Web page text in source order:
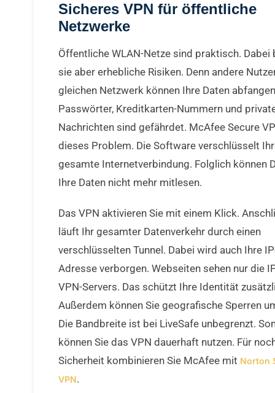
Sicheres VPN für öffentliche
Netzwerke
Öffentliche WLAN-Netze sind praktisch. Dabei
sie aber erhebliche Risiken. Denn andere
gleichen Netzwerk können Ihre Daten
Passwörter, Kreditkarten-Nummern und
Nachrichten sind gefährdet. McAfee Secure
dieses Problem. Die Software verschlüsselt
gesamte Internetverbindung. Folglich können
Ihre Daten nicht mehr mitlesen.
Das VPN aktivieren Sie mit einem Klick.
läuft Ihr gesamter Datenverkehr durch einen
verschlüsselten Tunnel. Dabei wird auch Ihre
Adresse verborgen. Webseiten sehen nur die
VPN-Servers. Das schützt Ihre Identität
Außerdem können Sie geografische Sperren
Die Bandbreite ist bei LiveSafe unbegrenzt.
können Sie das VPN dauerhaft nutzen. Für
Sicherheit kombinieren Sie McAfee mit Norton
VPN.